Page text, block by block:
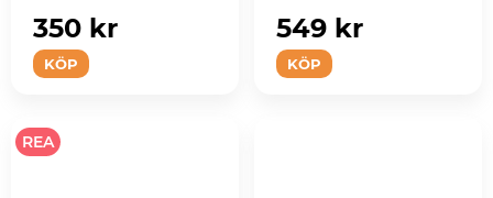
KÖP
350 kr
förenk...
KÖP
549 kr
REA